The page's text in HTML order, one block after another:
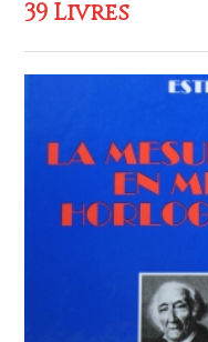
39 Livres